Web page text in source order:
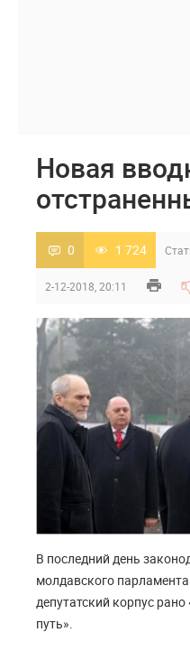
Новая
0 1 724
2-12-2018, 20:11
В последний день
молдавского
депутатский корпус
путь».